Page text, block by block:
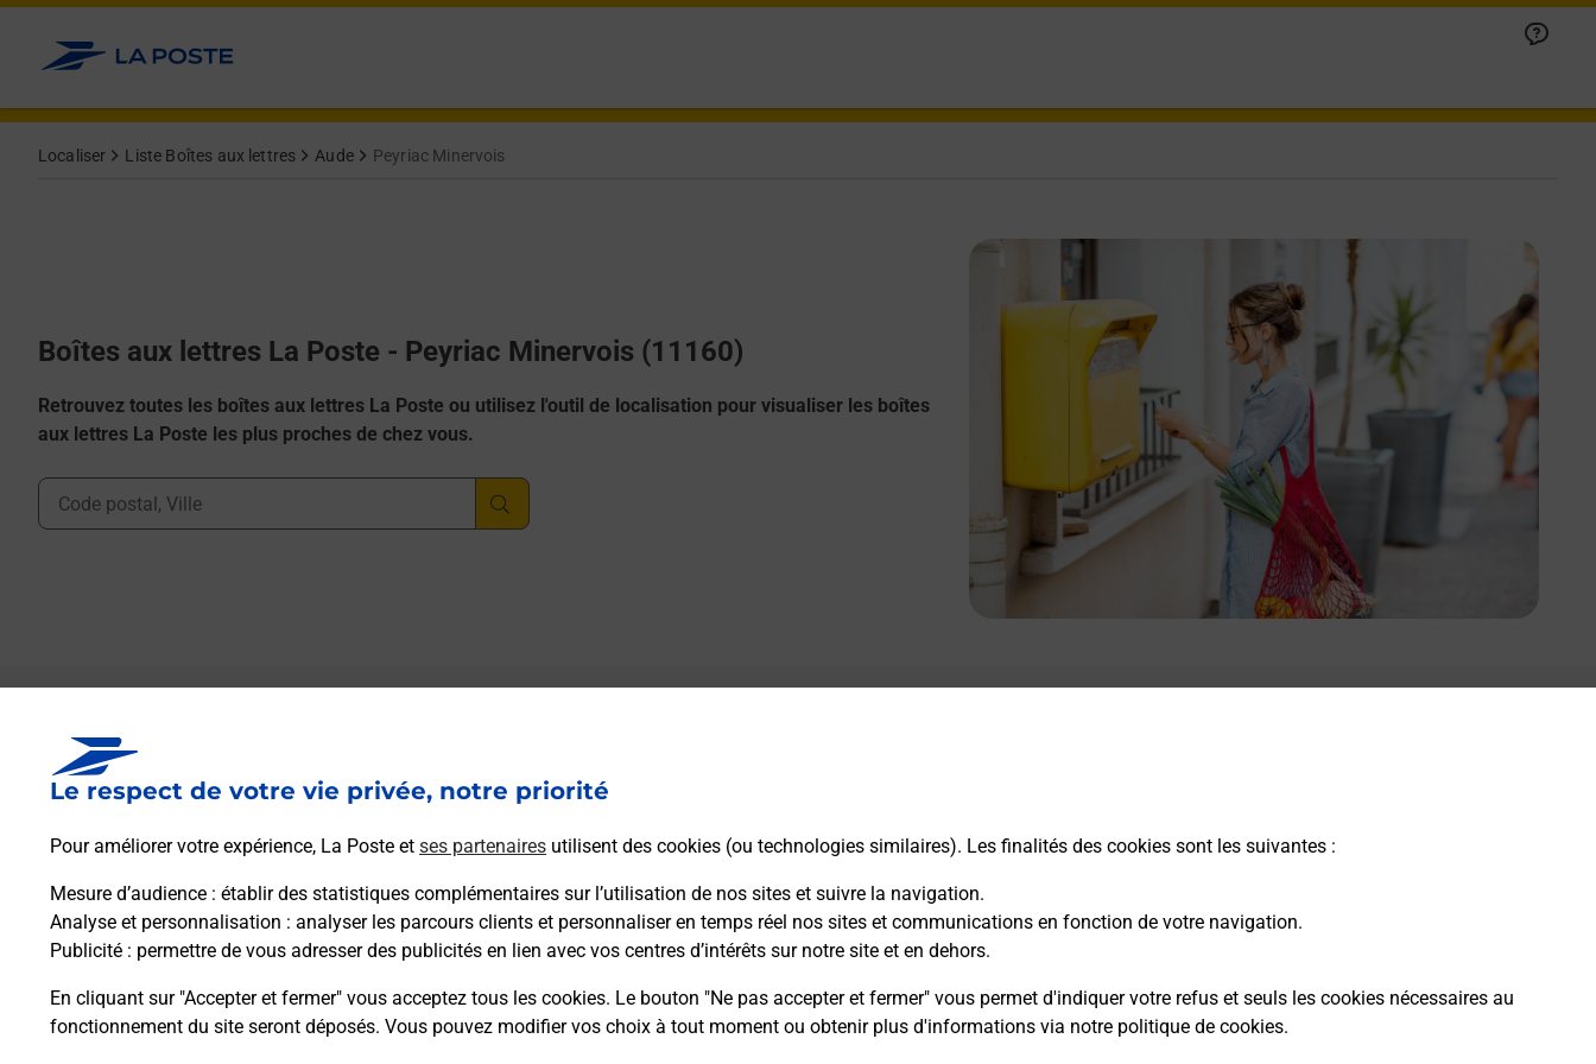
Le respect de votre vie privée, notre priorité
Pour améliorer votre expérience, La Poste et ses partenaires utilisent des cookies (ou technologies similaires). Les finalités des cookies sont les suivantes :
Mesure d’audience : établir des statistiques complémentaires sur l’utilisation de nos sites et suivre la navigation.
Analyse et personnalisation : analyser les parcours clients et personnaliser en temps réel nos sites et communications en fonction de votre navigation.
Publicité : permettre de vous adresser des publicités en lien avec vos centres d’intérêts sur notre site et en dehors.
En cliquant sur "Accepter et fermer" vous acceptez tous les cookies. Le bouton "Ne pas accepter et fermer" vous permet d'indiquer votre refus et seuls les cookies nécessaires au
fonctionnement du site seront déposés. Vous pouvez modifier vos choix à tout moment ou obtenir plus d'informations via notre politique de cookies.
Allez au contenu
Localiser Liste Boîtes aux lettres Aude Peyriac Minervois
Boîtes aux lettres La Poste - Peyriac Minervois (11160)
Retrouvez toutes les boîtes aux lettres La Poste ou utilisez l'outil de localisation pour visualiser les boîtes
aux lettres La Poste les plus proches de chez vous.
Ville, Département, Code Postal
Boîte aux lettres La Poste
Prochaine collecte du courrier lundià 14h30
24 Rue Jean Jaures
Itinéraire
Place Anatole France
Peyriac Minervois